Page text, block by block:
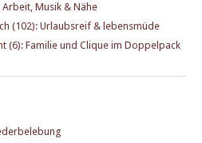
Musik & Nähe
(102): Urlaubsreif & lebensmüde
(6): Familie und Clique im Doppelpack